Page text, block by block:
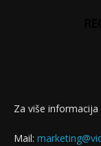
Za više
Mail: